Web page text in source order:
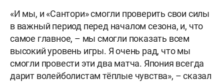
«И мы, и «Сантори» смогли проверить свои силы
в важный период перед началом сезона, и, что
самое главное, – мы смогли показать всем
высокий уровень игры. Я очень рад, что мы
смогли провести эти два матча. Япония всегда
дарит волейболистам тёплые чувства», – сказал